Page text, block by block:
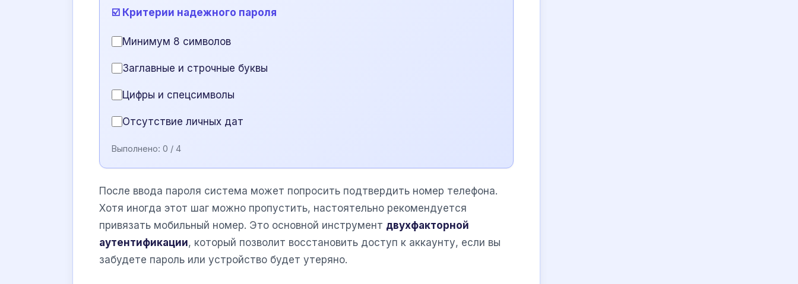
☑️ Критерии надежного пароля
Минимум 8 символов
Заглавные и строчные буквы
Цифры и спецсимволы
Отсутствие личных дат
Выполнено: 0 / 4
После ввода пароля система может попросить подтвердить номер телефона.
Хотя иногда этот шаг можно пропустить, настоятельно рекомендуется
привязать мобильный номер. Это основной инструмент двухфакторной
аутентификации, который позволит восстановить доступ к аккаунту, если вы
забудете пароль или устройство будет утеряно.